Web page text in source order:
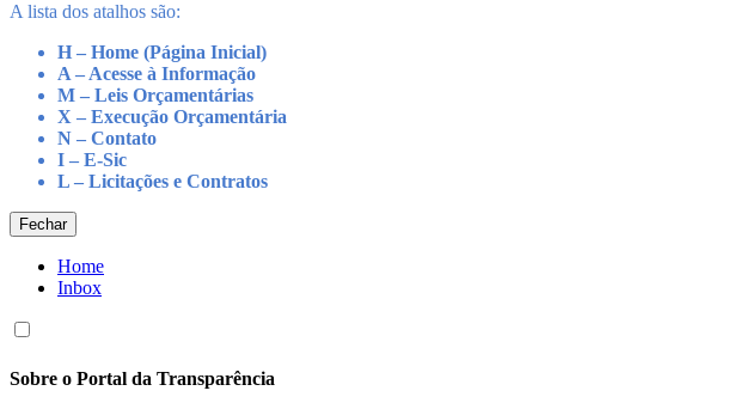
A lista dos atalhos são:
H – Home (Página Inicial)
A – Acesse à Informação
M – Leis Orçamentárias
X – Execução Orçamentária
N – Contato
I – E-Sic
L – Licitações e Contratos
Fechar
Home
Inbox
Sobre o Portal da Transparência